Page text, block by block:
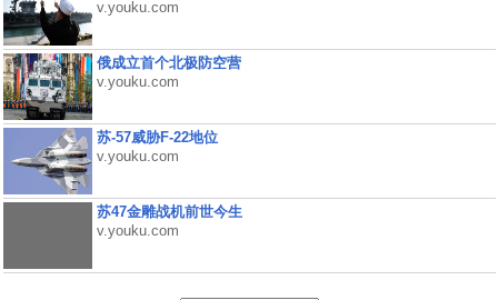
v.youku.com
俄成立首个北极防空营
v.youku.com
苏-57威胁F-22地位
v.youku.com
苏47金雕战机前世今生
v.youku.com